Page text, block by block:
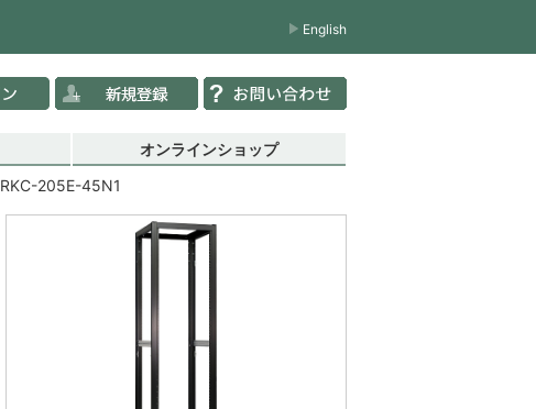
English
オンラインショップ
RKC-205E-45N1